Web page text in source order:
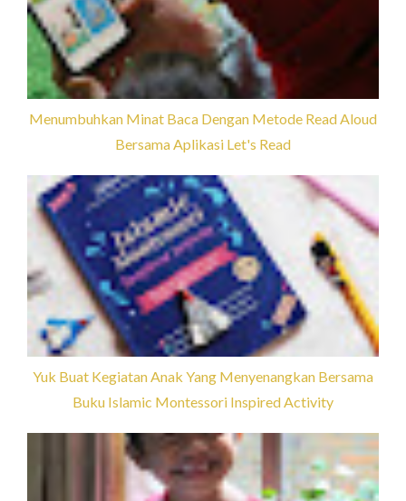
Menumbuhkan Minat Baca Dengan Metode Read Aloud
Bersama Aplikasi Let's Read
Yuk Buat Kegiatan Anak Yang Menyenangkan Bersama
Buku Islamic Montessori Inspired Activity